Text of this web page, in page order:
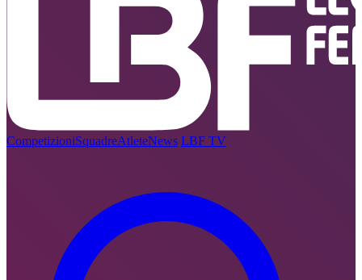
CompetizioniSquadreAtleteNews LBF TV